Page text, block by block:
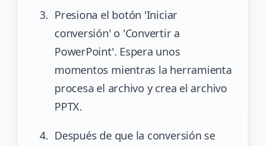
Presiona el botón 'Iniciar
conversión' o 'Convertir a
PowerPoint'. Espera unos
momentos mientras la herramienta
procesa el archivo y crea el archivo
PPTX.
Después de que la conversión se